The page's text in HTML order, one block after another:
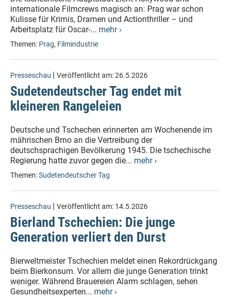
internationale Filmcrews magisch an: Prag war schon
Kulisse für Krimis, Dramen und Actionthriller – und
Arbeitsplatz für Oscar-... mehr ›
Themen: Prag, Filmindustrie
Presseschau | Veröffentlicht am:26.5.2026
Sudetendeutscher Tag endet mit
kleineren Rangeleien
Deutsche und Tschechen erinnerten am Wochenende im
mährischen Brno an die Vertreibung der
deutschsprachigen Bevölkerung 1945. Die tschechische
Regierung hatte zuvor gegen die... mehr ›
Themen:Sudetendeutscher Tag
Presseschau | Veröffentlicht am: 14.5.2026
Bierland Tschechien: Die junge
Generation verliert den Durst
Bierweltmeister Tschechien meldet einen Rekordrückgang
beim Bierkonsum. Vor allem die junge Generation trinkt
weniger. Während Brauereien Alarm schlagen, sehen
Gesundheitsexperten... mehr ›